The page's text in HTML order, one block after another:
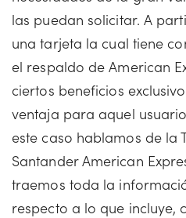
las puedan solicitar. A
una tarjeta la cual tiene
el respaldo de American
ciertos beneficios
ventaja para aquel
este caso hablamos de la
Santander American
traemos toda la
respecto a lo que incluye,